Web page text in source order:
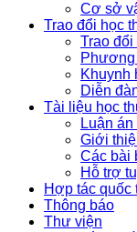
Cơ sở
Trao đổi học
Trao đổi
Khuynh
Diễn
Tài liệu học
Luận
Giới
Các bài
Hỗ trợ
Hợp tác quốc
Thông báo
Thư viện